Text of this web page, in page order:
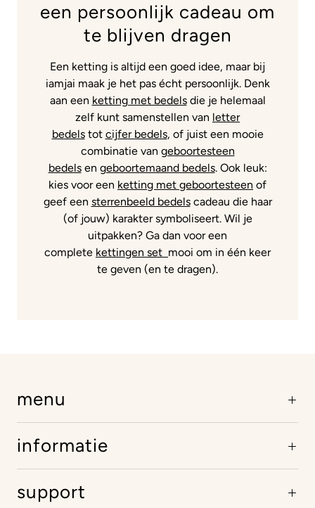
een persoonlijk cadeau om
te blijven dragen
Een ketting is altijd een goed idee, maar bij
iamjai maak je het pas écht persoonlijk. Denk
aan een ketting met bedelsdie je helemaal
zelf kunt samenstellen van letter
bedelstot cijfer bedels, of juist een mooie
combinatie van geboortesteen
bedelsen geboortemaand bedels. Ook leuk:
kies voor een ketting met geboortesteen of
geef een sterrenbeeld bedels cadeau die haar
(of jouw) karakter symboliseert. Wil je
uitpakken? Ga dan voor een
complete kettingen set mooi om in één keer
te geven (en te dragen).
menu
informatie
support